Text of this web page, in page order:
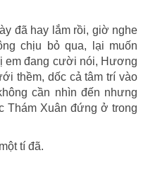
đã hay lắm rồi, giờ nghe
chịu bỏ qua, lại muốn
em đang cười nói, Hương
thềm, dốc cả tâm trí vào
cần nhìn đến nhưng
Thám Xuân đứng ở trong
tí đã.